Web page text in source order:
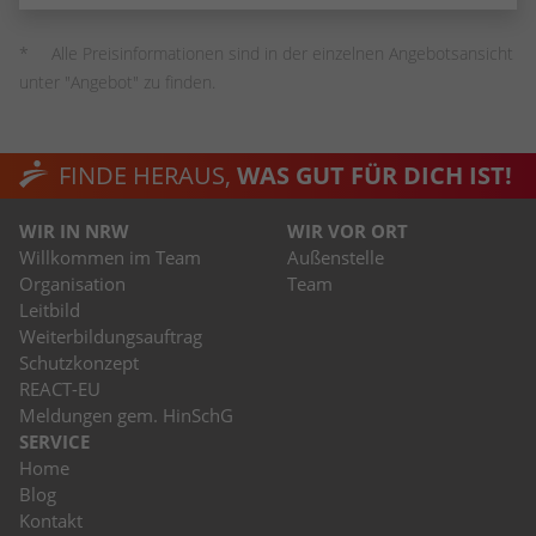
Alle Preisinformationen sind in der einzelnen Angebotsansicht
unter "Angebot" zu finden.
FINDE HERAUS, WAS GUT FÜR DICH IST!
WIR IN NRW
Willkommen im Team
Organisation
Leitbild
Weiterbildungsauftrag
Schutzkonzept
REACT-EU
Meldungen gem. HinSchG
WIR VOR ORT
Außenstelle
Team
SERVICE
Home
Blog
Kontakt
Anbieter Google Analytics
Zweck
Dieser Cookie identifiziert die Besucher
nach Alter, Geschlecht oder Interessen
Google Tag Manager, um die gezielte